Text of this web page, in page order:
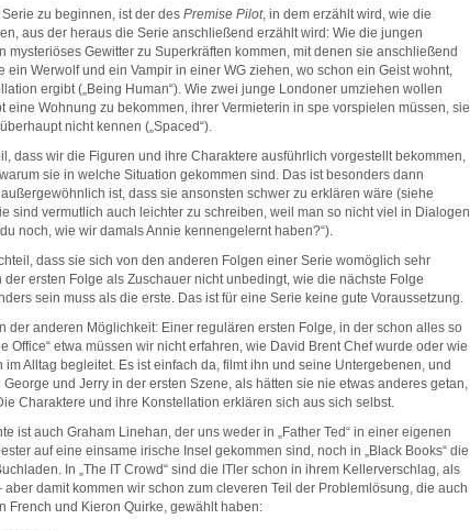
zu beginnen, ist der des Premise Pilot, in dem erzählt wird, wie die
aus der heraus die Serie anschließend erzählt wird: Wie die jungen
mysteriöses Gewitter zu Superkräften kommen, mit denen sie anschließend
ein Werwolf und ein Vampir in einer WG ziehen, wo schon ein Geist wohnt,
ergibt („Being Human“). Wie zwei junge Londoner umziehen wollen
eine Wohnung zu bekommen, ihrer Vermieterin in spe vorspielen müssen, sie
nicht kennen („Spaced“).
dass wir die Figuren und ihre Charaktere ausführlich vorgestellt bekommen,
sie in welche Situation gekommen sind. Das ist besonders dann
ist, dass sie ansonsten schwer zu erklären wäre (siehe
sind vermutlich auch leichter zu schreiben, weil man so nicht viel in Dialogen
noch, wie wir damals Annie kennengelernt haben?“).
dass sie sich von den anderen Folgen einer Serie womöglich sehr
ersten Folge als Zuschauer nicht unbedingt, wie die nächste Folge
sein muss als die erste. Das ist für eine Serie keine gute Voraussetzung.
der anderen Möglichkeit: Einer regulären ersten Folge, in der schon alles so
Office“ etwa müssen wir nicht erfahren, wie David Brent Chef wurde oder wie
Alltag begleitet. Es ist einfach da, filmt ihn und seine Untergebenen, und
George und Jerry in der ersten Szene, als hätten sie nie etwas anderes getan,
Charaktere und ihre Konstellation erklären sich aus sich selbst.
ist auch Graham Linehan, der uns weder in „Father Ted“ in einer eigenen
auf eine einsame irische Insel gekommen sind, noch in „Black Books“ die
In „The IT Crowd“ sind die ITler schon in ihrem Kellerverschlag, als
damit kommen wir schon zum cleveren Teil der Problemlösung, die auch
French und Kieron Quirke, gewählt haben: